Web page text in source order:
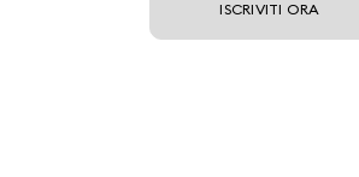
ISCRIVITI ORA